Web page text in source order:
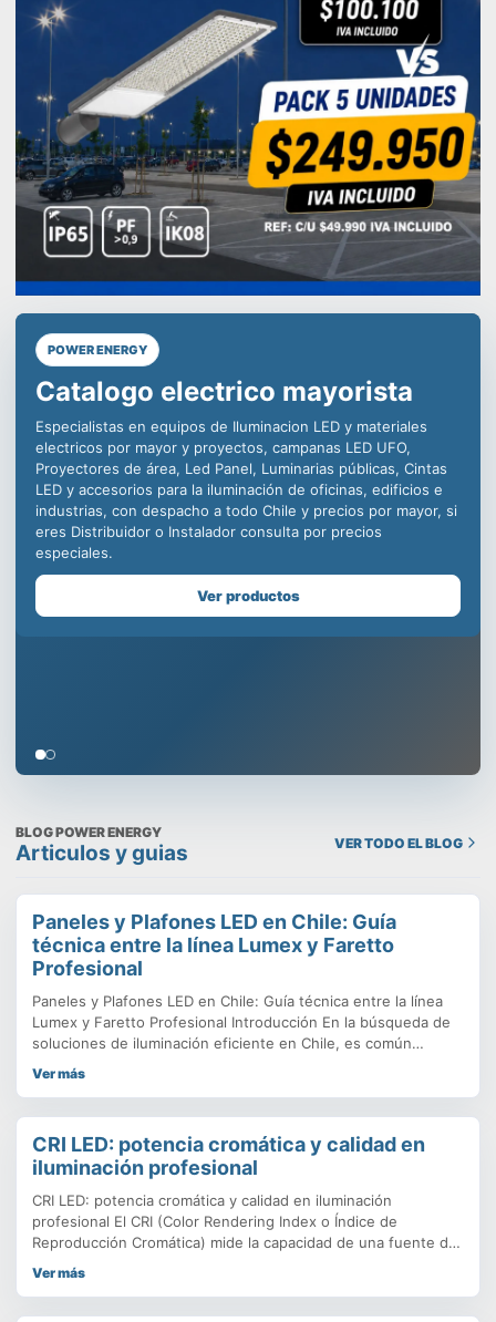
POWER ENERGY
Líderes en equipos de
iluminación LED para la
industria, decenas de
distribuidores en todo Chile
para ofrecer productos de
calidad incomparable.
Somos especialistas en equipos de iluminación comercial,
para la minería, centros deportivos y educacionales, con
productos como campanas LED industriales, paneles led para
BLOG POWER ENERGY
Articulos y guias VER TODO EL BLOG
Paneles y Plafones LED en Chile: Guía
técnica entre la línea Lumex y Faretto
Profesional
Paneles y Plafones LED en Chile: Guía técnica entre la línea
Lumex y Faretto Profesional Introducción En la búsqueda de
soluciones de iluminación eficiente en Chile, es común
confundir términos o creer que todos los productos ofrecen
Ver más
CRI LED: potencia cromática y calidad en
iluminación profesional
CRI LED: potencia cromática y calidad en iluminación
profesional El CRI (Color Rendering Index o Índice de
Reproducción Cromática) mide la capacidad de una fuente de
luz para reproducir los colores de manera fiel en comparación
Ver más